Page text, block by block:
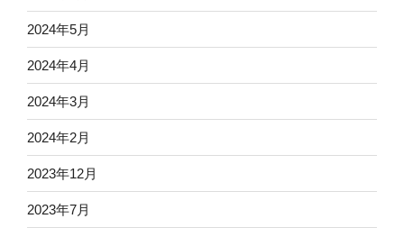
2024年5月
2024年4月
2024年3月
2024年2月
2023年12月
2023年7月